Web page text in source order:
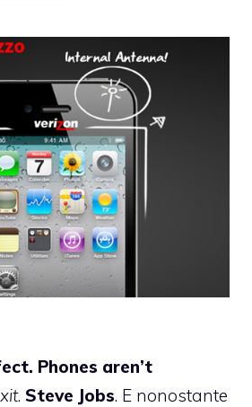
Phones aren’t
. Steve Jobs. E nonostante